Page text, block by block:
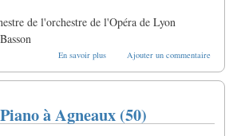
de l'orchestre de l'Opéra de Lyon
En savoir plussur
à
l'opéra
de
Ajouter un commentaire
à Agneaux (50)